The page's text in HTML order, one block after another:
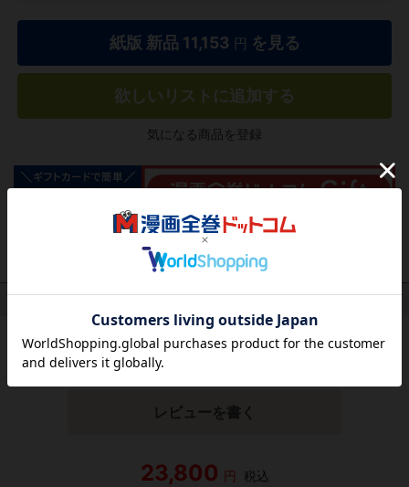
紙版 新品 11,153 円 を見る
欲しいリストに追加する
気になる商品を登録
作品レビュー
この作品にはまだレビューがありません。 今後読まれる
方のために感想を共有してもらえませんか？
レビューを書く
23,800 円 税込